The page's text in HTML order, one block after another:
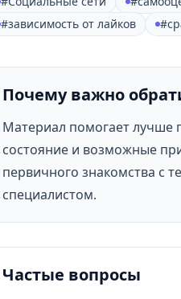
#зависимость от лайков
Почему важно
Материал помогает лучше
состояние и возможные
первичного знакомства с
специалистом.
Частые вопросы